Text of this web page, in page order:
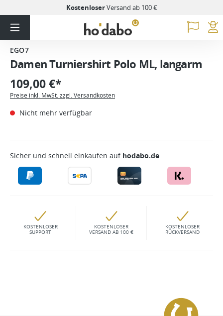
KostenloserVersand ab 100 €
EGO7
Damen Turniershirt Polo ML, langarm
109,00 €*
Preise inkl. MwSt. zzgl. Versandkosten
Nicht mehr verfügbar
Sicher und schnell einkaufen auf hodabo.de
KOSTENLOSER
SUPPORT
KOSTENLOSER
VERSAND AB 100 €
KOSTENLOSER
RÜCKVERSAND